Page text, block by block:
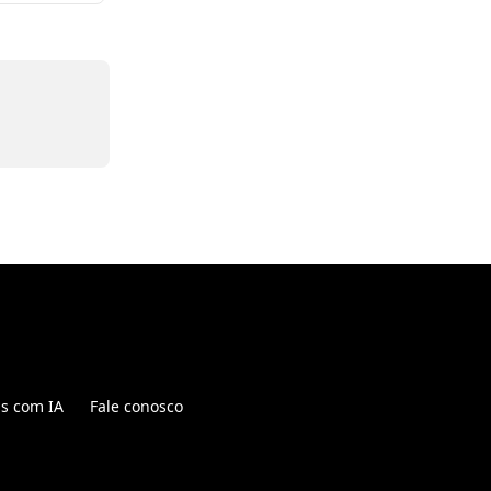
com IA Fale conosco